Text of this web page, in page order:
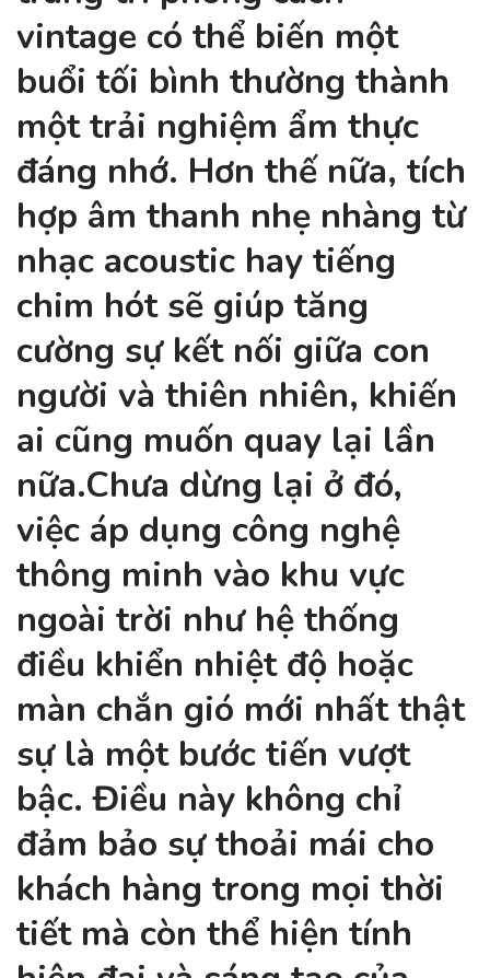
vintage có thể biến một
buổi tối bình thường thành
một trải nghiệm ẩm thực
đáng nhớ. Hơn thế nữa, tích
hợp âm thanh nhẹ nhàng từ
nhạc acoustic hay tiếng
chim hót sẽ giúp tăng
cường sự kết nối giữa con
người và thiên nhiên, khiến
ai cũng muốn quay lại lần
nữa.Chưa dừng lại ở đó,
việc áp dụng công nghệ
thông minh vào khu vực
ngoài trời như hệ thống
điều khiển nhiệt độ hoặc
màn chắn gió mới nhất thật
sự là một bước tiến vượt
bậc. Điều này không chỉ
đảm bảo sự thoải mái cho
khách hàng trong mọi thời
tiết mà còn thể hiện tính